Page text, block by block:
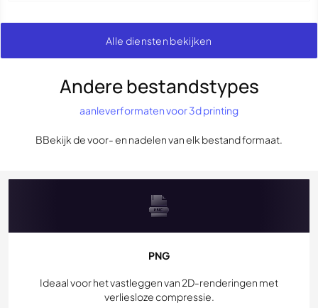
Alle diensten bekijken
Andere bestandstypes
aanleverformaten voor 3d printing
BBekijk de voor- en nadelen van elk bestand formaat.
PNG
Ideaal voor het vastleggen van 2D-renderingen met
verliesloze compressie.